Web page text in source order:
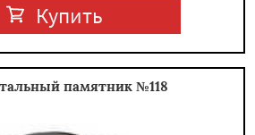
Купить
памятник №118